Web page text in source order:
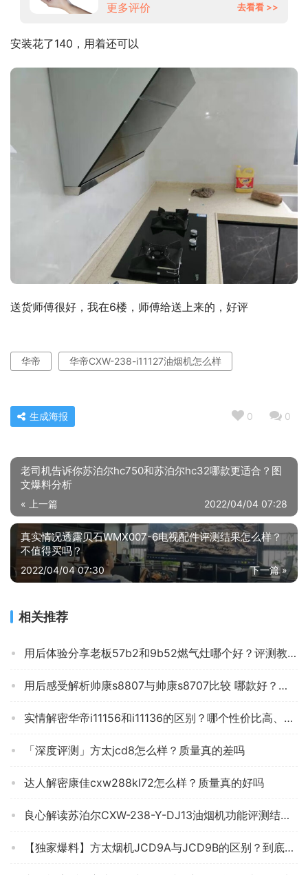
更多评价
去看看 >>
安装花了140，用着还可以
送货师傅很好，我在6楼，师傅给送上来的，好评
华帝 华帝CXW-238-i11127油烟机怎么样
0 0
生成海报
老司机告诉你苏泊尔hc750和苏泊尔hc32哪款更适合？图
文爆料分析
« 上一篇 2022/04/04 07:28
真实情况透露贝石WMX007-6电视配件评测结果怎么样？
不值得买吗？
下一篇 »
2022/04/04 07:30
相关推荐
用后体验分享老板57b2和9b52燃气灶哪个好？评测教你怎么选
用后感受解析帅康s8807与帅康s8707比较 哪款好？这样选不盲目
实情解密华帝i11156和i11136的区别？哪个性价比高、质量更好
「深度评测」方太jcd8怎么样？质量真的差吗
达人解密康佳cxw288kl72怎么样？质量真的好吗
良心解读苏泊尔CXW-238-Y-DJ13油烟机功能评测结果，看看买家怎么样评价的
【独家爆料】方太烟机JCD9A与JCD9B的区别？到底要怎么选择